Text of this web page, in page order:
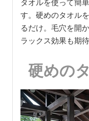
タオルを使って簡
す。硬めのタオル
るだけ。毛穴を開
ラックス効果も期待
硬めの